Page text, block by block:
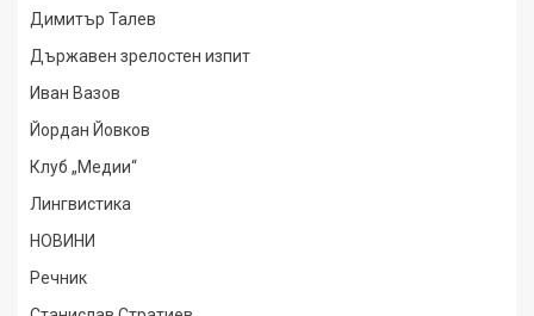
Димитър Талев
Държавен зрелостен изпит
Иван Вазов
Йордан Йовков
Клуб „Медии“
Лингвистика
НОВИНИ
Речник